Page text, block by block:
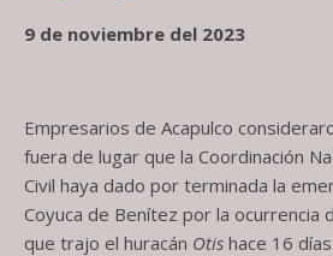
9 de noviembre del 2023
Empresarios de Acapulco
fuera de lugar que la Coordinación
Civil haya dado por terminada la
Coyuca de Benítez por la ocurrencia
que trajo el huracán Otis hace 16 días.